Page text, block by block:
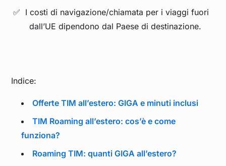
I costi di navigazione/chiamata per i viaggi fuori
dall’UE dipendono dal Paese di destinazione.
Indice:
Offerte TIM all’estero: GIGA e minuti inclusi
TIM Roaming all’estero: cos’è e come
funziona?
Roaming TIM: quanti GIGA all’estero?